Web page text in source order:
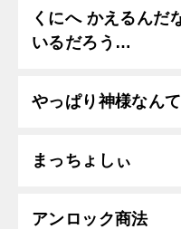
くにへ かえるんだ
いるだろう…
やっぱり神様なん
まっちょしぃ
アンロック商法